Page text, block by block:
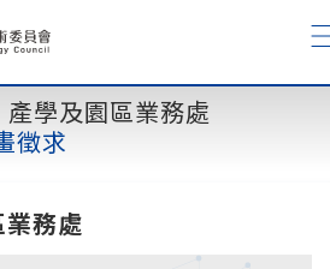
產學及園區業務處
徵求
業務處